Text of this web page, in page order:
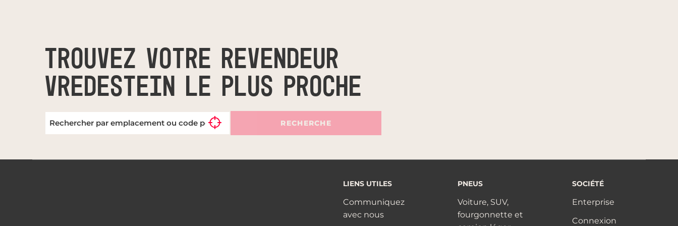
TROUVEZ VOTRE REVENDEUR
VREDESTEIN LE PLUS PROCHE
RECHERCHE
LIENS UTILES
Communiquez
avec nous
PNEUS
Voiture, SUV,
fourgonnette et
SOCIÉTÉ
Enterprise
Connexion